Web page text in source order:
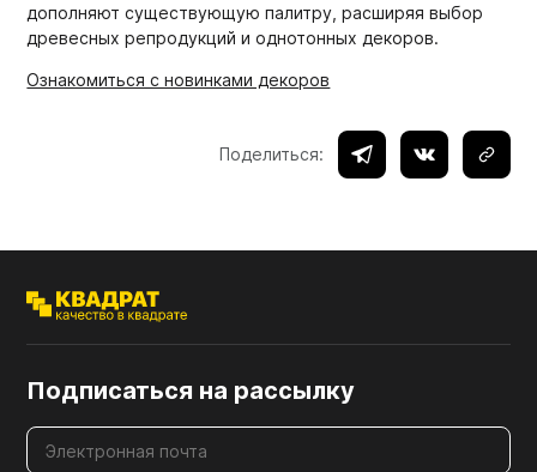
Поделиться:
дополняют существующую палитру, расширяя выбор
древесных репродукций и однотонных декоров.
Ознакомиться с новинками декоров
Подписаться на рассылку